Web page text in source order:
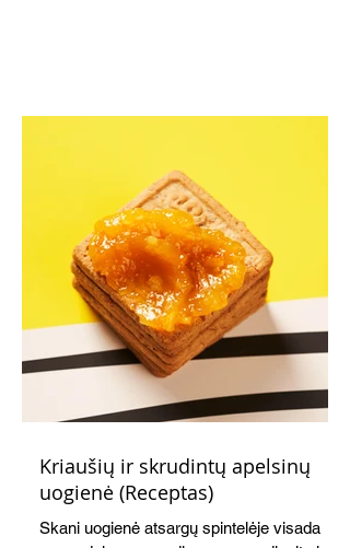
Kriaušių ir skrudintų apelsinų
uogienė (Receptas)
Skani uogienė atsargų spintelėje visada